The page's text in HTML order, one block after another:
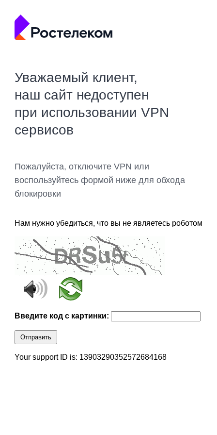
Уважаемый клиент,
наш сайт недоступен
при использовании VPN
сервисов
Пожалуйста, отключите VPN или
воспользуйтесь формой ниже для обхода
блокировки
Нам нужно убедиться, что вы не являетесь роботом
Введите код с картинки:
Отправить
Your support ID is: 13903290352572684168